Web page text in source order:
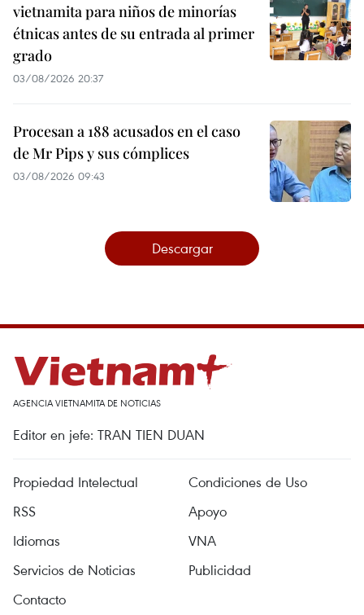
vietnamita para niños de minorías
étnicas antes de su entrada al primer
grado
03/08/2026 20:37
Procesan a 188 acusados en el caso
de Mr Pips y sus cómplices
03/08/2026 09:43
Descargar
AGENCIA VIETNAMITA DE NOTICIAS
Editor en jefe: TRAN TIEN DUAN
Propiedad Intelectual
Condiciones de Uso
RSS
Apoyo
Idiomas
VNA
Servicios de Noticias
Publicidad
Contacto